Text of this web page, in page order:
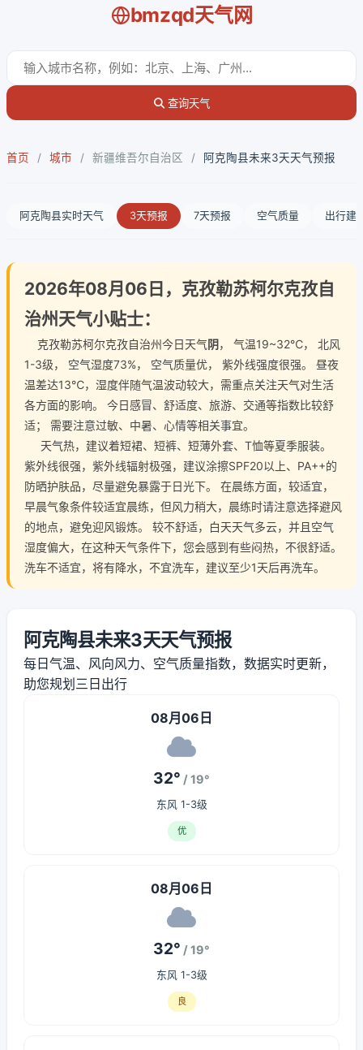
bmzqd天气网
查询天气
首页 / 城市 / 新疆维吾尔自治区 / 阿克陶县未来3天天气预报
阿克陶县实时天气 3天预报 7天预报 空气质量 出行建
2026年08月06日，克孜勒苏柯尔克孜自
治州天气小贴士：
克孜勒苏柯尔克孜自治州今日天气阴， 气温19~32℃， 北风
1-3级， 空气湿度73%， 空气质量优， 紫外线强度很强。 昼夜
温差达13℃，湿度伴随气温波动较大，需重点关注天气对生活
各方面的影响。 今日感冒、舒适度、旅游、交通等指数比较舒
适； 需要注意过敏、中暑、心情等相关事宜。
天气热，建议着短裙、短裤、短薄外套、T恤等夏季服装。
紫外线很强，紫外线辐射极强，建议涂擦SPF20以上、PA++的
防晒护肤品，尽量避免暴露于日光下。 在晨练方面，较适宜，
早晨气象条件较适宜晨练，但风力稍大，晨练时请注意选择避风
的地点，避免迎风锻炼。 较不舒适，白天天气多云，并且空气
湿度偏大，在这种天气条件下，您会感到有些闷热，不很舒适。
洗车不适宜，将有降水，不宜洗车，建议至少1天后再洗车。
阿克陶县未来3天天气预报
每日气温、风向风力、空气质量指数，数据实时更新，
助您规划三日出行
08月06日
32° / 19°
东风 1-3级
优
08月06日
32° / 19°
东风 1-3级
良